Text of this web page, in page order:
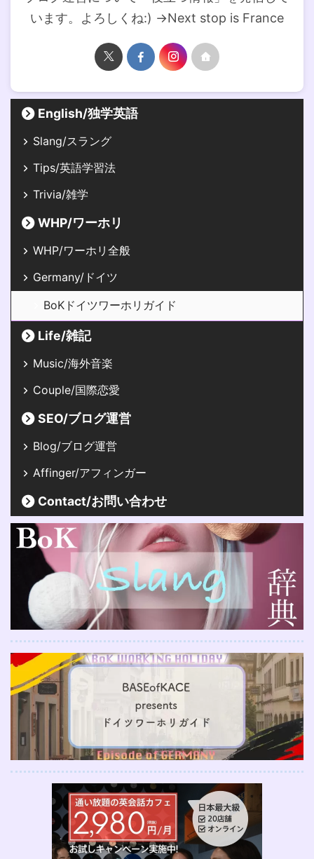
います。よろしくね:) →Next stop is France
English/独学英語
Slang/スラング
Tips/英語学習法
Trivia/雑学
WHP/ワーホリ
WHP/ワーホリ全般
Germany/ドイツ
BoKドイツワーホリガイド
Life/雑記
Music/海外音楽
Couple/国際恋愛
SEO/ブログ運営
Blog/ブログ運営
Affinger/アフィンガー
Contact/お問い合わせ